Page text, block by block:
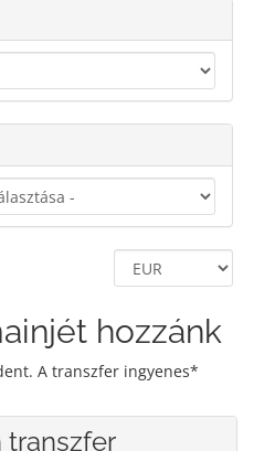
hozzánk
A transzfer ingyenes*
transzfer